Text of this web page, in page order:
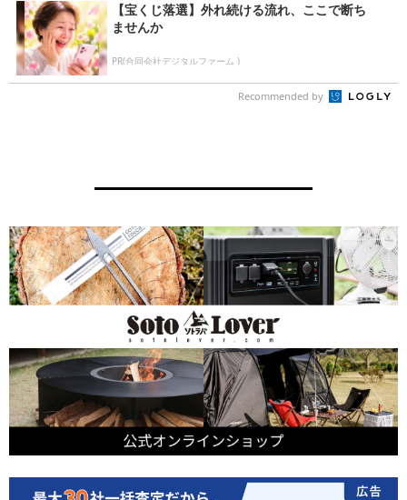
【宝くじ落選】外れ続ける流れ、ここで断ち
ませんか
PR(合同会社デジタルファーム )
Recommended by